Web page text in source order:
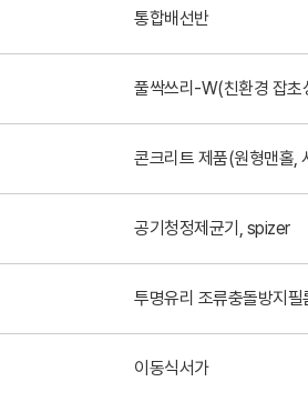
통합배선반
풀싹쓰리-W(친환경 잡초
콘크리트 제품(원형맨홀,
공기청정제균기, spizer
투명유리 조류충돌방지필
이동식서가